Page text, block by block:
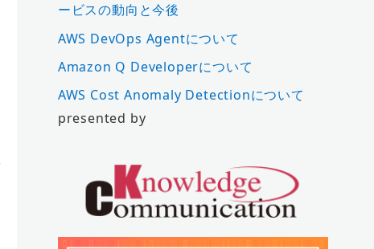
ービスの動向と今後
AWS DevOps Agentについて
Amazon Q Developerについて
AWS Cost Anomaly Detectionについて
presented by